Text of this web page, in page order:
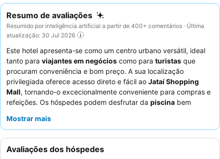
Resumo de avaliações
Resumido por inteligência artificial a partir de 400+ comentários · Última
atualização: 30 Jul 2026
Este hotel apresenta-se como um centro urbano versátil, ideal
tanto para viajantes em negócios como para turistas que
procuram conveniência e bom preço. A sua localização
privilegiada oferece acesso direto e fácil ao Jataí Shopping
Mall, tornando-o excecionalmente conveniente para compras e
refeições. Os hóspedes podem desfrutar da piscina bem
necessidades de fitness. Os funcionários recebem
complementando um pequeno-almoço frequentemente elogiado
pela suavariedade e qualidade
Mostrar mais
Avaliações dos hóspedes